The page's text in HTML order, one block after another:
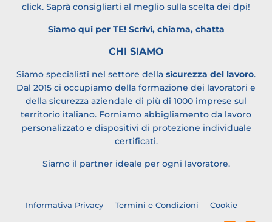
click. Saprà consigliarti al meglio sulla scelta dei dpi!
Siamo qui per TE! Scrivi, chiama, chatta
CHI SIAMO
Siamo specialisti nel settore della sicurezza del lavoro.
Dal 2015 ci occupiamo della formazione dei lavoratori e
della sicurezza aziendale di più di 1000 imprese sul
territorio italiano. Forniamo abbigliamento da lavoro
personalizzato e dispositivi di protezione individuale
certificati.
Siamo il partner ideale per ogni lavoratore.
Informativa Privacy Termini e Condizioni Cookie